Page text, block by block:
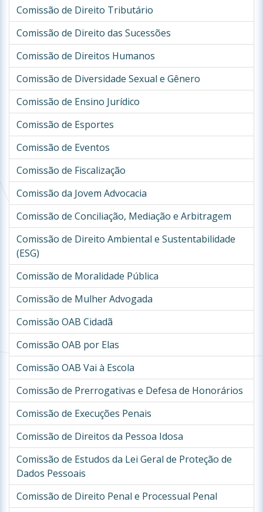
Comissão de Direito Tributário
Comissão de Direito das Sucessões
Comissão de Direitos Humanos
Comissão de Diversidade Sexual e Gênero
Comissão de Ensino Jurídico
Comissão de Esportes
Comissão de Eventos
Comissão de Fiscalização
Comissão da Jovem Advocacia
Comissão de Conciliação, Mediação e Arbitragem
Comissão de Direito Ambiental e Sustentabilidade
(ESG)
Comissão de Moralidade Pública
Comissão de Mulher Advogada
Comissão OAB Cidadã
Comissão OAB por Elas
Comissão OAB Vai à Escola
Comissão de Prerrogativas e Defesa de Honorários
Comissão de Execuções Penais
Comissão de Direitos da Pessoa Idosa
Comissão de Estudos da Lei Geral de Proteção de
Dados Pessoais
Comissão de Direito Penal e Processual Penal